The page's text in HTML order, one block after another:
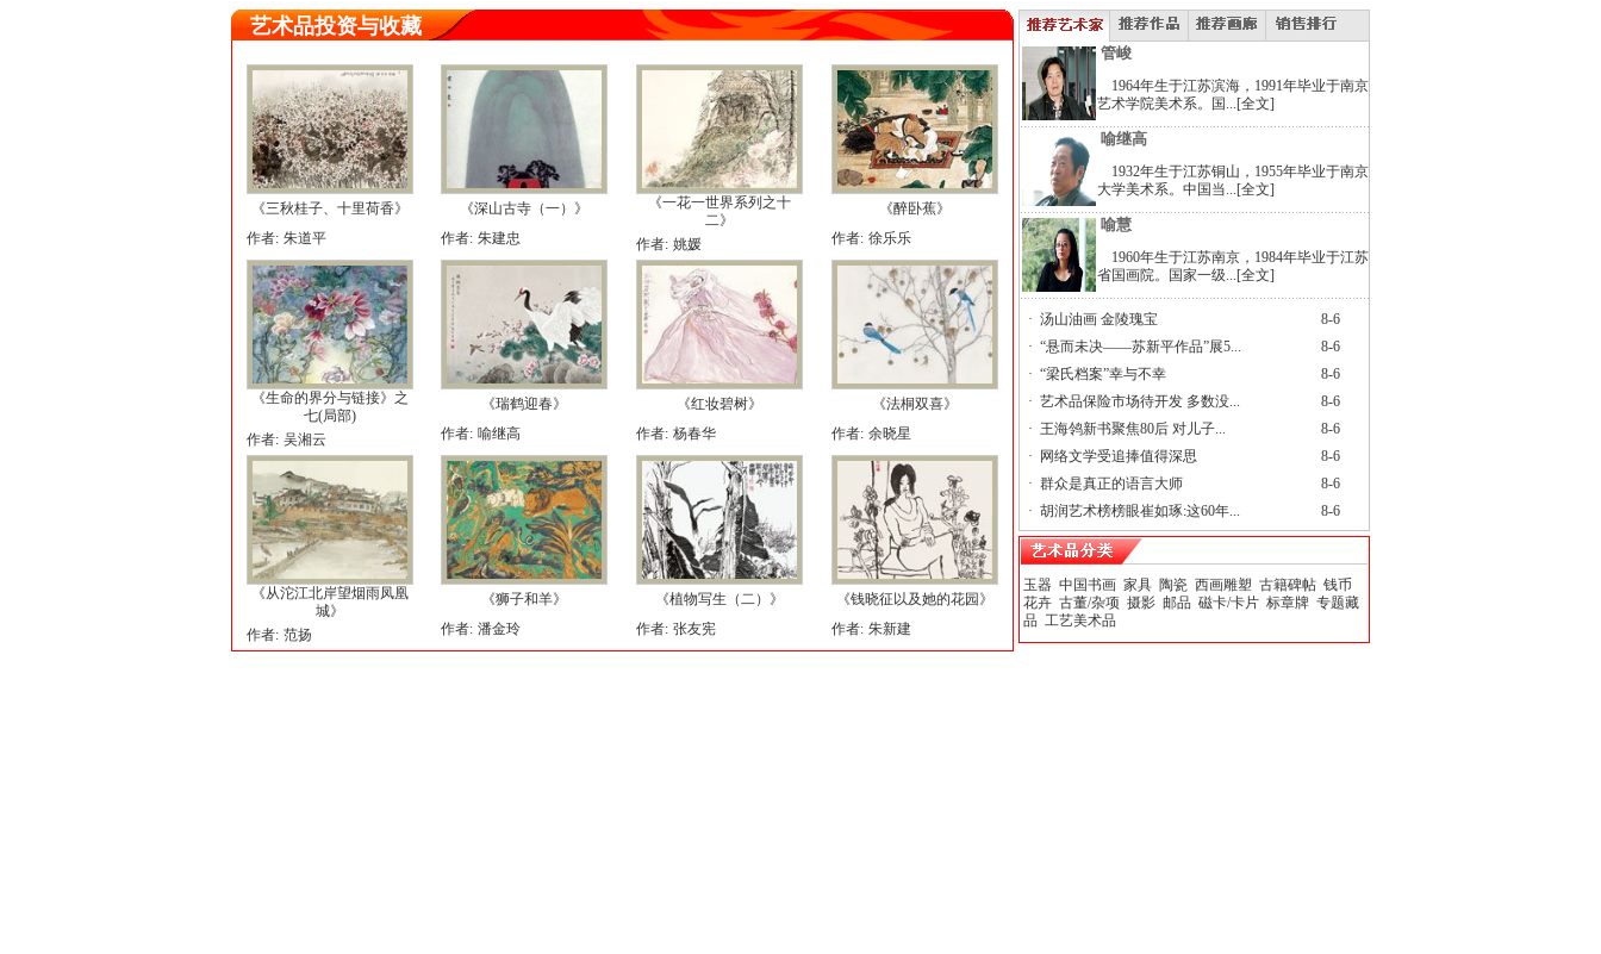
艺术品投资与收藏
《三秋桂子、十里荷香》
作者: 朱道平
《深山古寺（一）》
作者: 朱建忠
《一花一世界系列之十
二》
作者: 姚媛
《醉卧蕉》
作者: 徐乐乐
《生命的界分与链接》之
七(局部)
作者: 吴湘云
《瑞鹤迎春》
作者: 喻继高
《红妆碧树》
作者: 杨春华
《法桐双喜》
作者: 余晓星
《从沱江北岸望烟雨凤凰
城》
作者: 范扬
《狮子和羊》
作者: 潘金玲
《植物写生（二）》
作者: 张友宪
《钱晓征以及她的花园》
作者: 朱新建
管峻
1964年生于江苏滨海，1991年毕业于南京
艺术学院美术系。国...[全文]
喻继高
1932年生于江苏铜山，1955年毕业于南京
大学美术系。中国当...[全文]
喻慧
1960年生于江苏南京，1984年毕业于江苏
省国画院。国家一级...[全文]
· 汤山油画 金陵瑰宝
8-6
· “悬而未决——苏新平作品”展5...
8-6
· “梁氏档案”幸与不幸
8-6
· 艺术品保险市场待开发 多数没...
8-6
· 王海鸰新书聚焦80后 对儿子...
8-6
·
网络文学受追捧值得深思
8-6
· 群众是真正的语言大师
8-6
· 胡润艺术榜榜眼崔如琢:这60年... 8-6
玉器 中国书画 家具 陶瓷 西画雕塑 古籍碑帖 钱币
花卉 古董/杂项 摄影 邮品 磁卡/卡片 标章牌 专题藏
品 工艺美术品